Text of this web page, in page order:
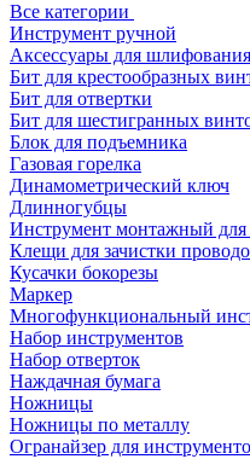
Все категории
Инструмент ручной
Аксессуары для
Бит для крестообразных
Бит для отвертки
Бит для шестигранных
Блок для подъемника
Газовая горелка
Динамометрический ключ
Длинногубцы
Инструмент монтажный для
Клещи для зачистки
Кусачки бокорезы
Маркер
Многофункциональный
Набор инструментов
Набор отверток
Наждачная бумага
Ножницы
Ножницы по металлу
Огранайзер для